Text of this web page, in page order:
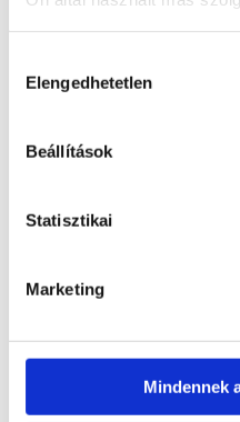
kiválasztása
Elengedhetetlen
Beállítások
Statisztikai
Marketing
Mindennek